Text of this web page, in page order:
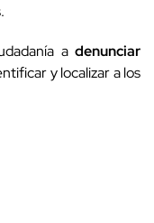
adenunciar
y localizar a los